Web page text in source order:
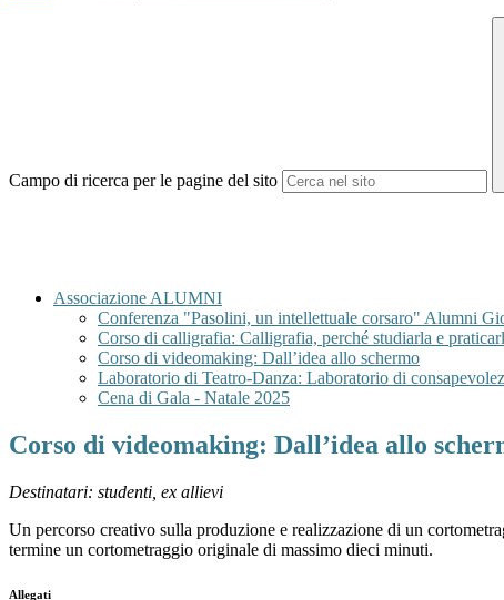
Campo di ricerca per le pagine del sito
Associazione ALUMNI
Conferenza "Pasolini, un intellettuale corsaro" Alumni
Corso di calligrafia: Calligrafia, perché studiarla e
Corso di videomaking: Dall’idea allo schermo
Laboratorio di Teatro-Danza: Laboratorio di
Cena di Gala - Natale 2025
Corso di videomaking: Dall’idea allo
Destinatari: studenti, ex allievi
Un percorso creativo sulla produzione e realizzazione di un
termine un cortometraggio originale di massimo dieci minuti.
Allegati